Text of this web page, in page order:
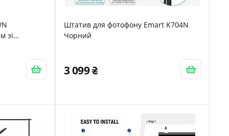
зі
Штатив для фотофону Emart K704N
Чорний
3 099